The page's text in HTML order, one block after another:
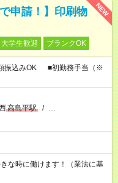
NEW
申請！】印刷物
大学生歓迎 ブランクOK
振込みOK ■初勤務手当（※
高島平駅 / …
な時に働けます！（業法に基